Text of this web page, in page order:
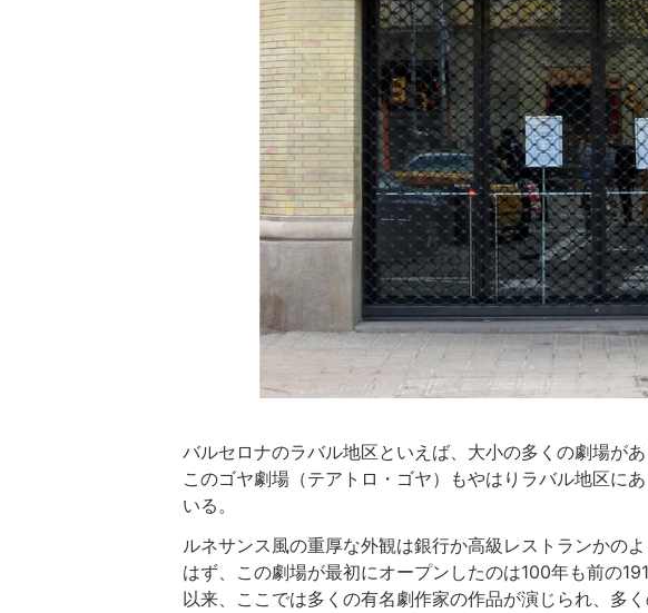
バルセロナのラバル地区といえば、大小の多くの劇場があ
このゴヤ劇場（テアトロ・ゴヤ）もやはりラバル地区に
いる。
ルネサンス風の重厚な外観は銀行か高級レストランかの
はず、この劇場が最初にオープンしたのは100年も前の
以来、ここでは多くの有名劇作家の作品が演じられ、多